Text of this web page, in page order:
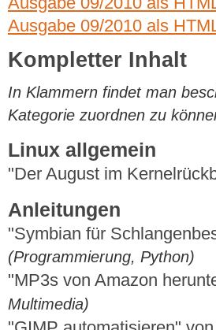
Ausgabe 09/2010 als
Kompletter Inhalt
In Klammern findet man
Kategorie zuordnen zu
Linux allgemein
"Der August im
Anleitungen
"Symbian für
(Programmierung, Python)
"MP3s von Amazon
Multimedia)